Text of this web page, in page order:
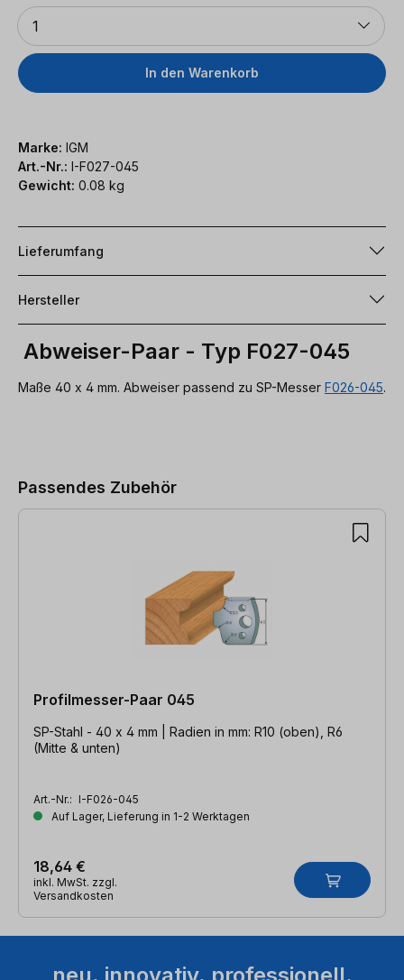
Anzahl
1
In den Warenkorb
Marke: IGM
Art.-Nr.: I-F027-045
Gewicht: 0.08 kg
Lieferumfang
Hersteller
Abweiser-Paar - Typ F027-045
Maße 40 x 4 mm. Abweiser passend zu SP-Messer F026-045.
Passendes Zubehör
Profilmesser-Paar 045
SP-Stahl - 40 x 4 mm | Radien in mm: R10 (oben), R6
(Mitte & unten)
Art.-Nr.: I-F026-045
Auf Lager, Lieferung in 1-2 Werktagen
18,64 €
inkl. MwSt. zzgl.
Versandkosten